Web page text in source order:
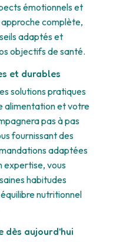
émotionnels et
complète,
adaptés et
objectifs de santé.
et durables
solutions pratiques
alimentation et votre
pas à pas
fournissant des
adaptées
expertise, vous
habitudes
nutritionnel
dès aujourd'hui